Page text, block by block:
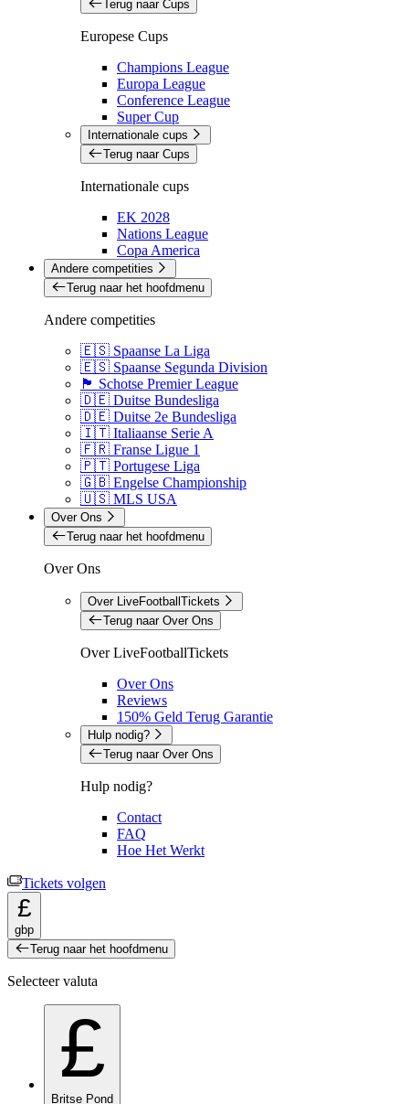
Terug naar Cups
Europese Cups
Champions League
Europa League
Conference League
Super Cup
Internationale cups
Terug naar Cups
Internationale cups
EK 2028
Nations League
Copa America
Andere competities
Terug naar het hoofdmenu
Andere competities
🇪🇸 Spaanse La Liga
🇪🇸 Spaanse Segunda Division
🏴󠁧󠁢󠁳󠁣󠁴󠁿 Schotse Premier League
🇩🇪 Duitse Bundesliga
🇩🇪 Duitse 2e Bundesliga
🇮🇹 Italiaanse Serie A
🇫🇷 Franse Ligue 1
🇵🇹 Portugese Liga
🇬🇧 Engelse Championship
🇺🇸 MLS USA
Over Ons
Terug naar het hoofdmenu
Over Ons
Over LiveFootballTickets
Terug naar Over Ons
Over LiveFootballTickets
Over Ons
Reviews
150% Geld Terug Garantie
Hulp nodig?
Terug naar Over Ons
Hulp nodig?
Contact
FAQ
Hoe Het Werkt
Tickets volgen
£
gbp
Terug naar het hoofdmenu
Selecteer valuta
£
Britse Pond